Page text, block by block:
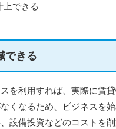
上できる
できる
を利用すれば、実際に賃
くなるため、ビジネスを
設備投資などのコストを削